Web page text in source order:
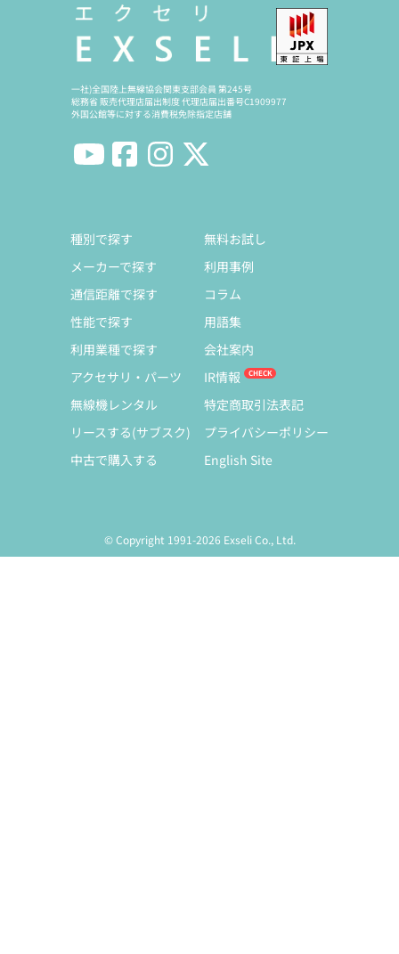
一社)全国陸上無線協会関東支部会員 第245号
総務省 販売代理店届出制度 代理店届出番号C1909977
外国公館等に対する消費税免除指定店舗
種別で探す
メーカーで探す
通信距離で探す
性能で探す
利用業種で探す
アクセサリ・パーツ
無線機レンタル
リースする(サブスク)
中古で購入する
無料お試し
利用事例
コラム
用語集
会社案内
IR情報
特定商取引法表記
プライバシーポリシー
English Site
© Copyright 1991-2026 Exseli Co., Ltd.